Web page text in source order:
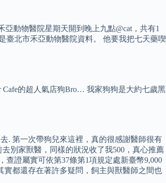
動物醫院星期天開到晚上九點@cat，共有1
北市禾亞動物醫院資料。 他要我把七天藥喫
Cafe的超人氣店狗Bro… 我家狗狗是大約七歲黑
. 第一次帶狗兒來這裡，真的很感謝醫師很有
別家獸醫，同樣的狀況收了我500，真心推薦
證屬實可依第37條第1項規定處新臺幣9,000
都還存在著許多疑問，飼主與獸醫師之間也